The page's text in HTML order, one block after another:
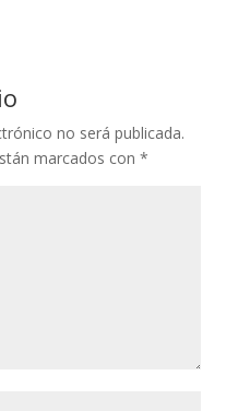
no será publicada.
marcados con *